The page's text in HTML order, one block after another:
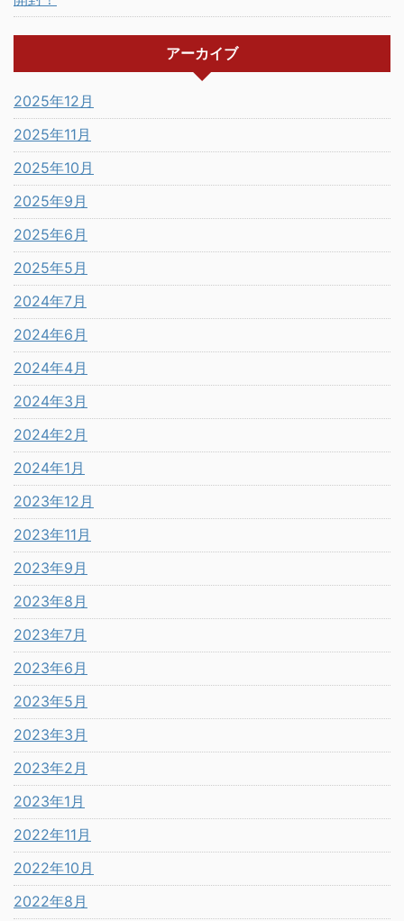
アーカイブ
2025年12月
2025年11月
2025年10月
2025年9月
2025年6月
2025年5月
2024年7月
2024年6月
2024年4月
2024年3月
2024年2月
2024年1月
2023年12月
2023年11月
2023年9月
2023年8月
2023年7月
2023年6月
2023年5月
2023年3月
2023年2月
2023年1月
2022年11月
2022年10月
2022年8月